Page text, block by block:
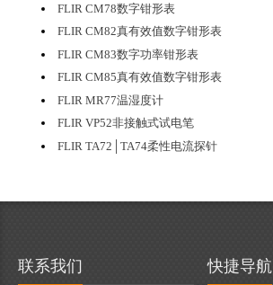
FLIR CM78数字钳形表
FLIR CM82真有效值数字钳形表
FLIR CM83数字功率钳形表
FLIR CM85真有效值数字钳形表
FLIR MR77温湿度计
FLIR VP52非接触式试电笔
FLIR TA72│TA74柔性电流探针
联系我们 快捷导航